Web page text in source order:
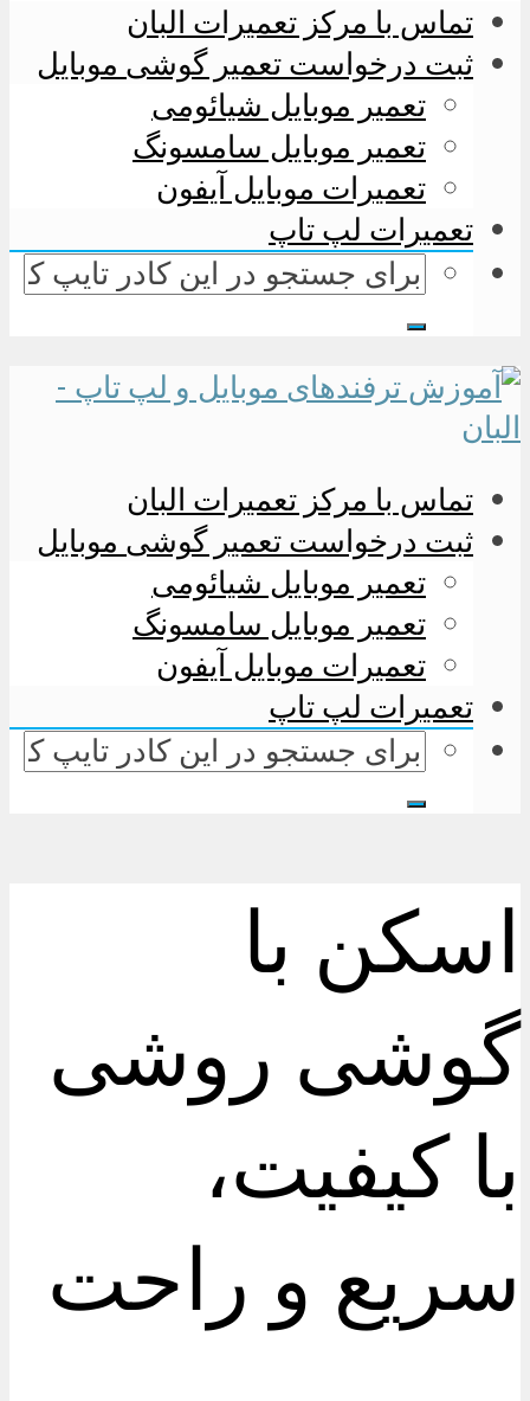
تماس با مرکز تعمیرات البان
ثبت درخواست تعمیر گوشی موبایل
تعمیر موبایل شیائومی
تعمیر موبایل سامسونگ
تعمیرات موبایل آیفون
تعمیرات لپ تاپ
تماس با مرکز تعمیرات البان
ثبت درخواست تعمیر گوشی موبایل
تعمیر موبایل شیائومی
تعمیر موبایل سامسونگ
تعمیرات موبایل آیفون
تعمیرات لپ تاپ
اسکن با
گوشی روشی
با کیفیت،
سریع و راحت